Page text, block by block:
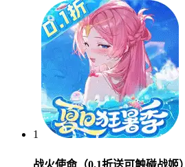
1
战火使命（0.1折送可触碰战姬）